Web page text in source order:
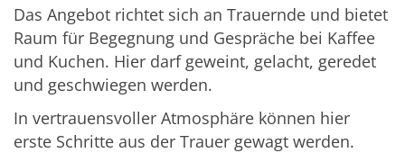
Das Angebot richtet sich an Trauernde und bietet
Raum für Begegnung und Gespräche bei Kaffee
und Kuchen. Hier darf geweint, gelacht, geredet
und geschwiegen werden.
In vertrauensvoller Atmosphäre können hier
erste Schritte aus der Trauer gewagt werden.